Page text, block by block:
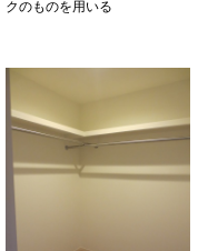
クのものを用いる